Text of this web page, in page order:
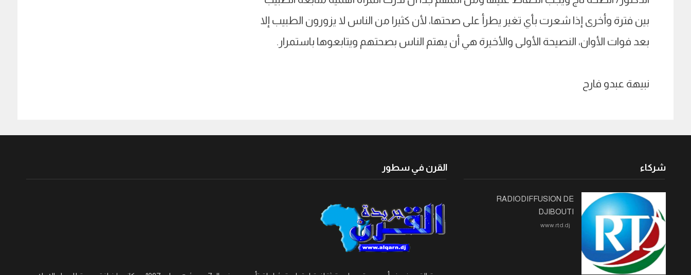
بين فترة وأخرى إذا شعرت بأي تغير يطرأ على صحتها، لأن كثيرا من الناس لا يزورون الطبيب إلا
بعد فوات الأوان، النصيحة الأولى والأخيرة هي أن يهتم الناس بصحتهم ويتابعوها باستمرار.
نبيهة عبدو فارح
القرن في سطور شركاء
RADIODIFFUSION DE
DJIBOUTI